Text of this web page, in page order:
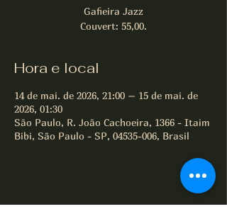
Gafieira Jazz
Couvert: 55,00.
Hora e local
14 de mai. de 2026, 21:00 – 15 de mai. de
2026, 01:30
São Paulo, R. João Cachoeira, 1366 - Itaim
Bibi, São Paulo - SP, 04535-006, Brasil